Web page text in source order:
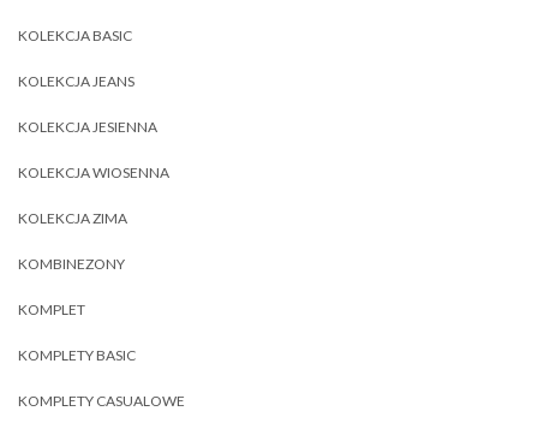
KOLEKCJA BASIC
KOLEKCJA JEANS
KOLEKCJA JESIENNA
KOLEKCJA WIOSENNA
KOLEKCJA ZIMA
KOMBINEZONY
KOMPLET
KOMPLETY BASIC
KOMPLETY CASUALOWE